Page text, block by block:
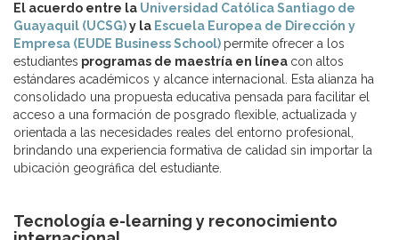
El acuerdo entre la Universidad Católica Santiago de
Guayaquil (UCSG)y la Escuela Europea de Dirección y
Empresa (EUDE Business School) permite ofrecer a los
estudiantes programas de maestría en línea con altos
estándares académicos y alcance internacional. Esta alianza ha
consolidado una propuesta educativa pensada para facilitar el
acceso a una formación de posgrado flexible, actualizada y
orientada a las necesidades reales del entorno profesional,
brindando una experiencia formativa de calidad sin importar la
ubicación geográfica del estudiante.
Tecnología e-learning y reconocimiento